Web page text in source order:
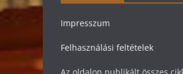
Impresszum
Felhasználási feltételek